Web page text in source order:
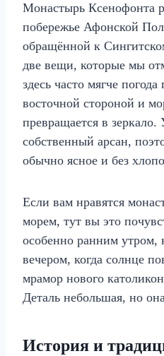
Монастырь Ксенофонта
побережье Афонской
обращённой к
две вещи, которые мы
здесь часто мягче
восточной стороной и
превращается в зеркало.
собственный арсан,
обычно ясное и без
Если вам нравятся
морем, тут вы это
особенно ранним утром,
вечером, когда солнце
мрамор нового
Деталь небольшая, но
История и